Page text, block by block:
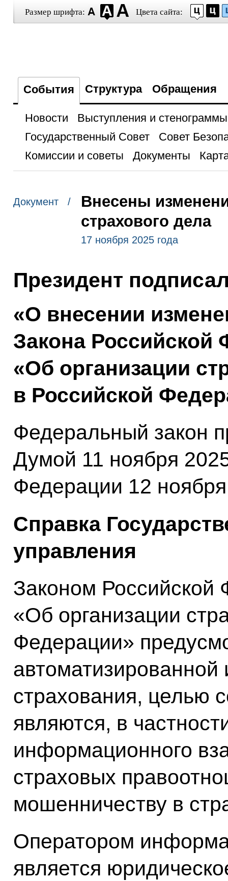
Размер шрифта: Цвета сайта:
События Структура Обращения
Новости
Выступления и стенограммы
Государственный Совет
Совет
Комиссии и советы
Документы
Документ /
Внесены
страхового дела
17 ноября 2025 года
Президент
«О внесении
Закона Российской
«Об организации
в Российской
Федеральный закон
Думой 11 ноября
Федерации 12
Справка
управления
Законом Российской
«Об организации
Федерации»
страхования, целью
являются, в
информационного
страховых
мошенничеству в
Оператором
является